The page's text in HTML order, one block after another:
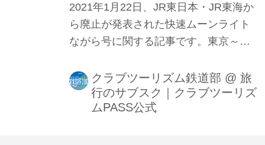
2021年1月22日、JR東日本・JR東海か
ら廃止が発表された快速ムーンライト
ながら号に関する記事です。東京～大
垣夜行と呼ばれる普通列車として親し
まれ、時が経ち1996年に快速ムーンラ
イトながらの名称が与えられ、JR東海
クラブツーリズム鉄道部 @ 旅
行のサブスク｜クラブツーリズ
ムPASS公式